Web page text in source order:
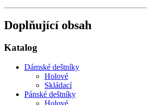
Doplňující obsah
Katalog
Dámské deštníky
Holové
Skládací
Pánské deštníky
Holové